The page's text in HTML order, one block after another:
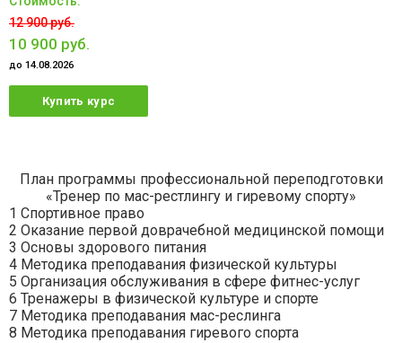
12 900 руб.
10 900 руб.
до 14.08.2026
Купить курс
План программы профессиональной переподготовки
«Тренер по мас-рестлингу и гиревому спорту»
1 Спортивное право
2 Оказание первой доврачебной медицинской помощи
3 Основы здорового питания
4 Методика преподавания физической культуры
5 Организация обслуживания в сфере фитнес-услуг
6 Тренажеры в физической культуре и спорте
7 Методика преподавания мас-реслинга
8 Методика преподавания гиревого спорта